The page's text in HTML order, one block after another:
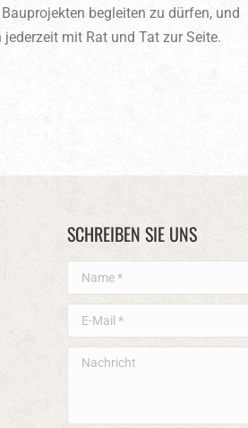
begleiten zu dürfen, und
jederzeit mit Rat und Tat zur Seite.
SCHREIBEN SIE UNS
Name *
E-Mail *
Nachricht